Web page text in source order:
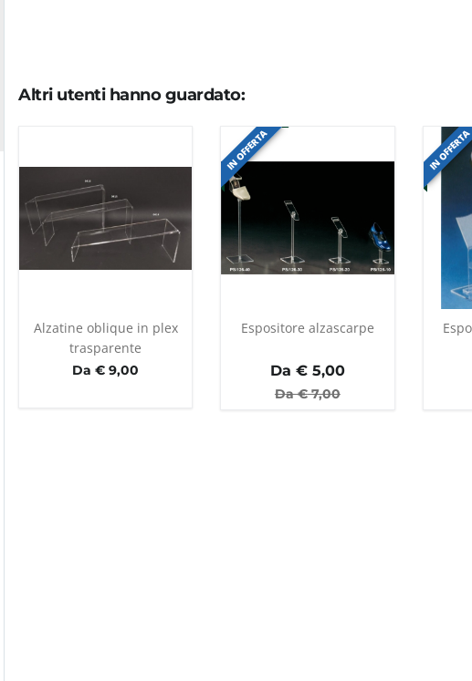
Altri utenti hanno guardato:
Alzatine oblique in plex
trasparente
Da € 9,00
IN OFFERTA
Espositore alzascarpe
Da €5,00
Da €7,00
IN OFFERTA